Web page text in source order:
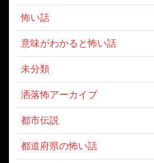
怖い話
意味がわかると怖い話
未分類
洒落怖アーカイブ
都市伝説
都道府県の怖い話